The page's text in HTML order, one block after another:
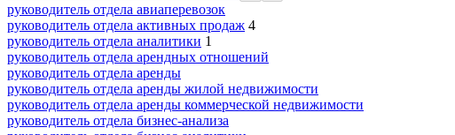
руководитель отдела авиаперевозок
руководитель отдела активных продаж 4
руководитель отдела аналитики 1
руководитель отдела арендных отношений
руководитель отдела аренды
руководитель отдела аренды жилой недвижимости
руководитель отдела аренды коммерческой недвижимости
руководитель отдела бизнес-анализа